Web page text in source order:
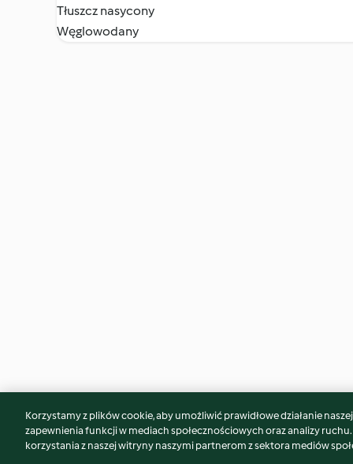
Tłuszcz nasycony
Węglowodany
Może spodoba Ci się również...
Korzystamy z plików cookie, aby umożliwić prawidłowe działanie
zapewnienia funkcji w mediach społecznościowych oraz analizy
korzystania z naszej witryny naszymi partnerom z sektora mediów